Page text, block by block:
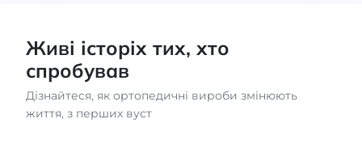
Живі історіх тих, хто
спробував
Дізнайтеся, як ортопедичні вироби змінюють
життя, з перших вуст